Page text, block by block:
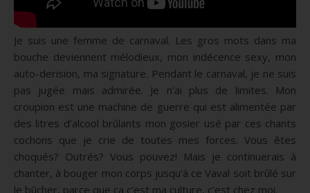
Je suis une femme de carnaval. Les gros mots dans ma
bouche deviennent mélodieux, mon indécence sexy, mon
auto-derision, ma signature. Pendant le carnaval, je ne suis
pas jugée mais admirée. Je n’ai plus de limites. Mon
croupion est une machine de guerre qui est alimentée par
des litres d’alcool brûlants mon gosier usé par ces chants
cochons que je crie de toutes mes forces. Vous êtes
choqués? Outrés? Vous pouvez! Mais je continuerais à
chanter, à bouger mon corps jusqu’à ce Vaval soit brûlé sur
le bûcher, parce que ça c’est ma culture, c’est chez moi.